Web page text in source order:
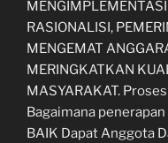
RASIONALISI,
MENGEMAT
MERINGKATKAN
MASYARAKAT.
Bagaimana penerapan
BAIK Dapat Anggota